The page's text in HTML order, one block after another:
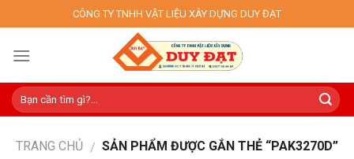
to
content
CÔNG TY TNHH VẬT LIỆU XÂY DỰNG DUY ĐẠT
TRANG CHỦ / SẢN PHẨM ĐƯỢC GẮN THẺ “PAK3270D”